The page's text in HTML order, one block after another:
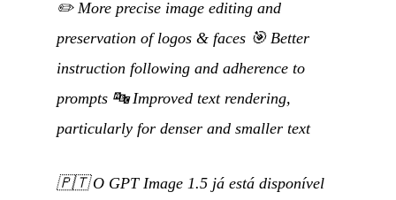
✏️ More precise image editing and
preservation of logos & faces 🎯 Better
instruction following and adherence to
prompts 🔤 Improved text rendering,
particularly for denser and smaller text
🇵🇹O GPT Image 1.5 já está disponível